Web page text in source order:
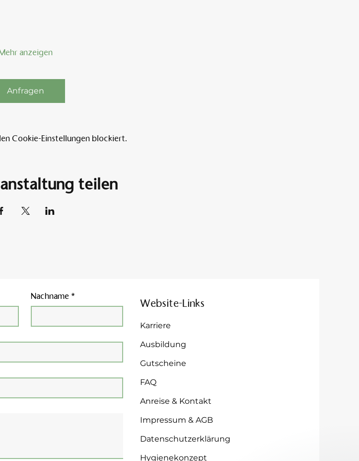
anzeigen
Anfragen
Cookie-Einstellungen blockiert.
teilen
Nachname *
Website-Links
Karriere
Ausbildung
Gutscheine
FAQ
Anreise & Kontakt
Impressum & AGB
Datenschutzerklärung
Hygienekonzept